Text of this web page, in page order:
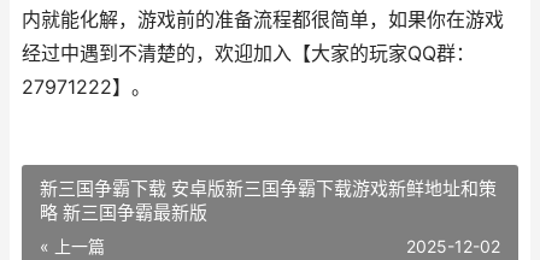
内就能化解，游戏前的准备流程都很简单，如果你在游戏
经过中遇到不清楚的，欢迎加入【大家的玩家QQ群：
27971222】。
新三国争霸下载 安卓版新三国争霸下载游戏新鲜地址和策
略 新三国争霸最新版
« 上一篇 2025-12-02